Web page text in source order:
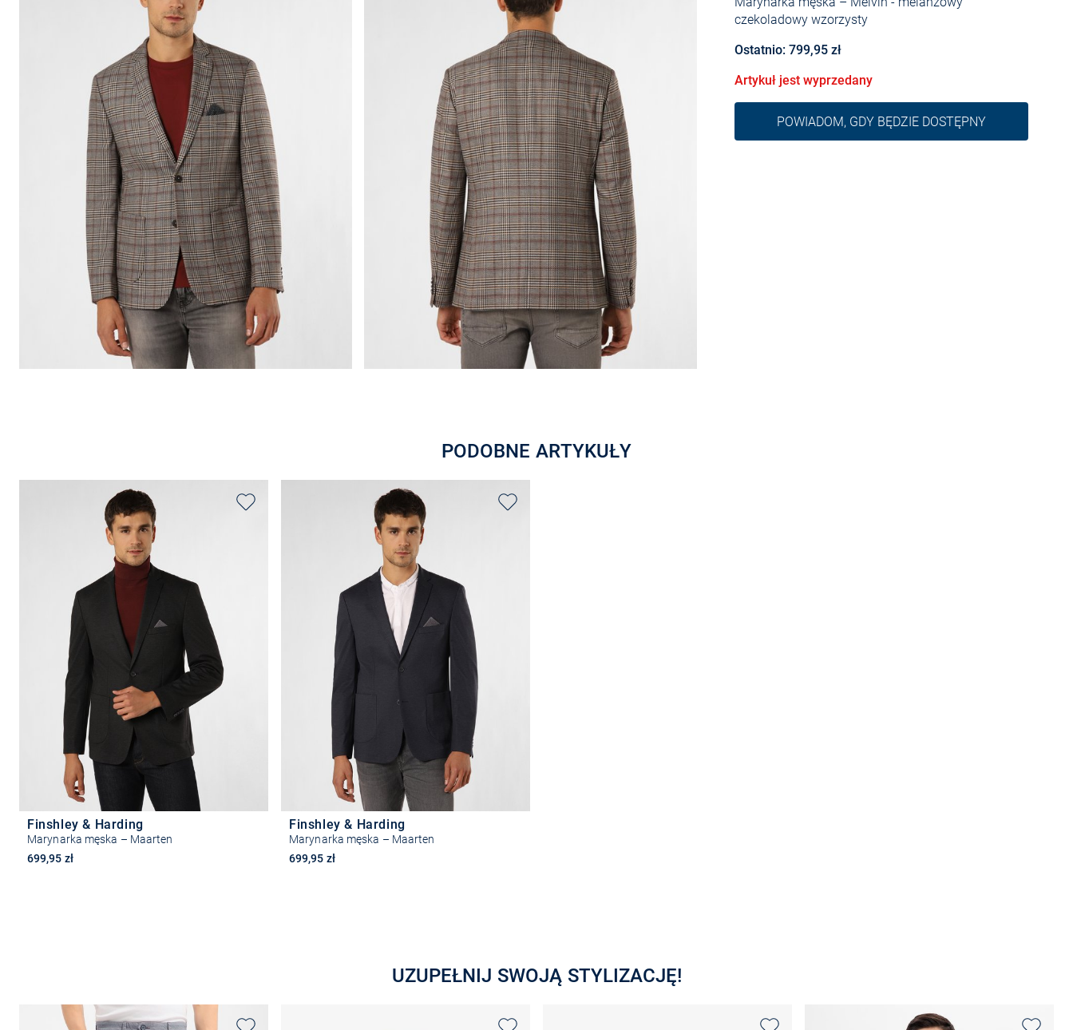
czekoladowy wzorzysty
Ostatnio: 799,95 zł
Artykuł jest wyprzedany
POWIADOM, GDY BĘDZIE DOSTĘPNY
PODOBNE ARTYKUŁY
Finshley & Harding
Marynarka męska – Maarten
699,95 zł
Finshley & Harding
Marynarka męska – Maarten
699,95 zł
UZUPEŁNIJ SWOJĄ STYLIZACJĘ!